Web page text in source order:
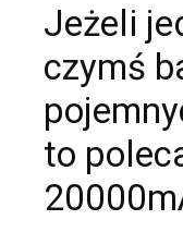
Jeżeli
czymś
to